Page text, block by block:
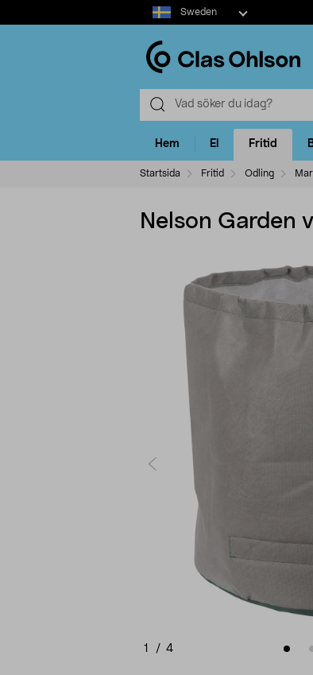
Select
market
Sweden
Hem El Fritid
Startsida Fritid Odling
Nelson Garden
1 / 4